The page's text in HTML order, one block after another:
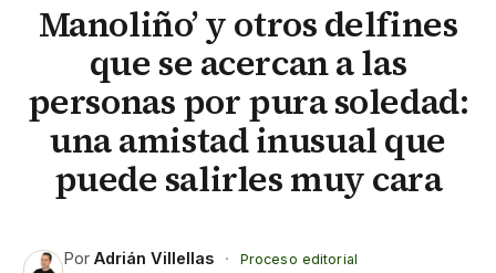
Manoliño’ y otros delfines
que se acercan a las
personas por pura soledad:
una amistad inusual que
puede salirles muy cara
Por Adrián Villellas ·
Proceso editorial